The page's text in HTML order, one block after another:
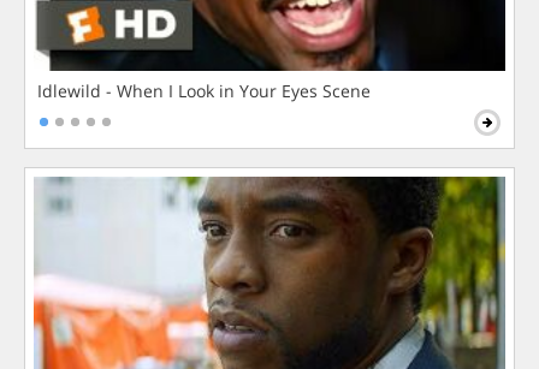
Idlewild - When I Look in Your Eyes Scene